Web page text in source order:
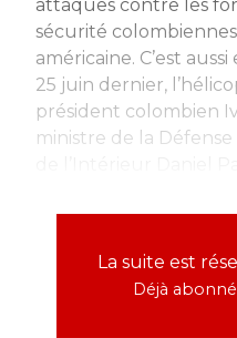
attaques contre les
sécurité
américaine. C’est
25 juin dernier,
président colombien
ministre de la
La suite est
Déjà